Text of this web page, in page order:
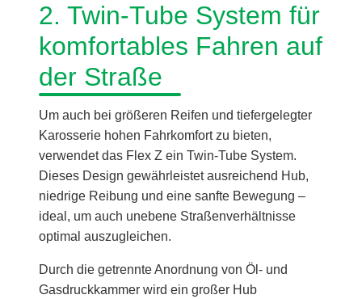
2. Twin-Tube System für
komfortables Fahren auf
der Straße
Um auch bei größeren Reifen und tiefergelegter
Karosserie hohen Fahrkomfort zu bieten,
verwendet das Flex Z ein Twin-Tube System.
Dieses Design gewährleistet ausreichend Hub,
niedrige Reibung und eine sanfte Bewegung –
ideal, um auch unebene Straßenverhältnisse
optimal auszugleichen.
Durch die getrennte Anordnung von Öl- und
Gasdruckkammer wird ein großer Hub